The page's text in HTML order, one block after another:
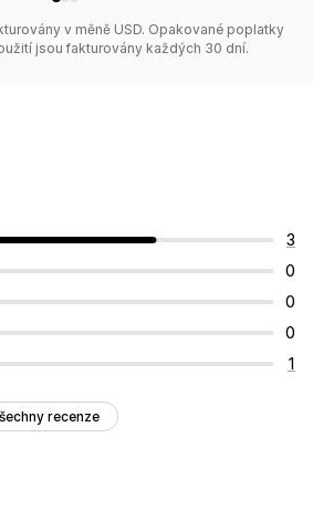
v měně USD. Opakované poplatky
jsou fakturovány každých 30 dní.
3
0
0
0
1
recenze